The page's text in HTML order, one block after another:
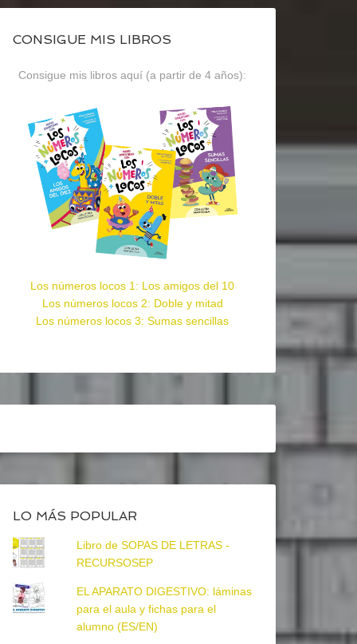
CONSIGUE MIS LIBROS
Consigue mis libros aquí (a partir de 4 años):
Los números locos 1: Los amigos del 10
Los números locos 2: Doble y mitad
Los números locos 3: Sumas sencillas
LO MÁS POPULAR
Libro de SOPAS DE LETRAS -
RECURSOSEP
EL APARATO DIGESTIVO: láminas
para el aula y fichas para el
alumno (ES/EN)